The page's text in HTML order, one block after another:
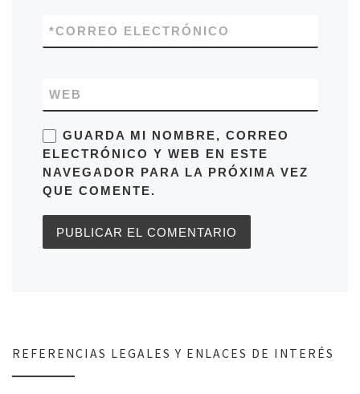
CORREO ELECTRÓNICO
*
WEB
GUARDA MI NOMBRE, CORREO
ELECTRÓNICO Y WEB EN ESTE
NAVEGADOR PARA LA PRÓXIMA VEZ
QUE COMENTE.
REFERENCIAS LEGALES Y ENLACES DE INTERÉS